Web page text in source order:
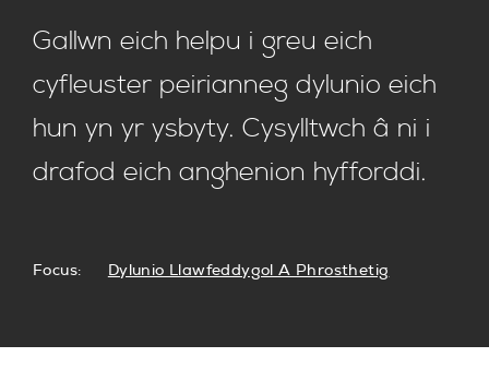
Gallwn eich helpu i greu eich
cyfleuster peirianneg dylunio eich
hun yn yr ysbyty. Cysylltwch â ni i
drafod eich anghenion hyfforddi.
Focus: Dylunio Llawfeddygol A Phrosthetig